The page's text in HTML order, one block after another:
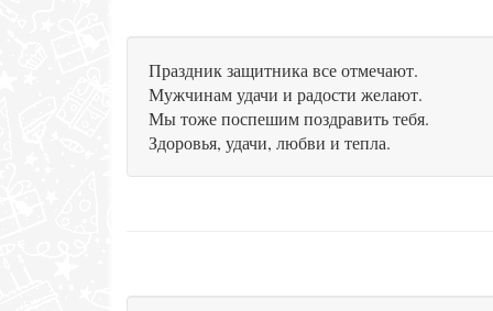
Праздник защитника все отмечают.
Мужчинам удачи и радости желают.
Мы тоже поспешим поздравить тебя.
Здоровья, удачи, любви и тепла.